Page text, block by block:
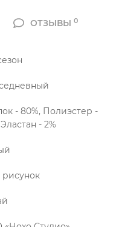
ОТЗЫВЫ0
- 80%, Полиэстер -
Эластан - 2%
рисунок